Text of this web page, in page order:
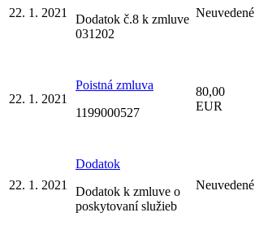
22. 1. 2021
Dodatok č.8 k zmluve
031202
Neuvedené
22. 1. 2021
Poistná zmluva
1199000527
80,00
EUR
22. 1. 2021
Dodatok
Dodatok k zmluve o
poskytovaní služieb
Neuvedené